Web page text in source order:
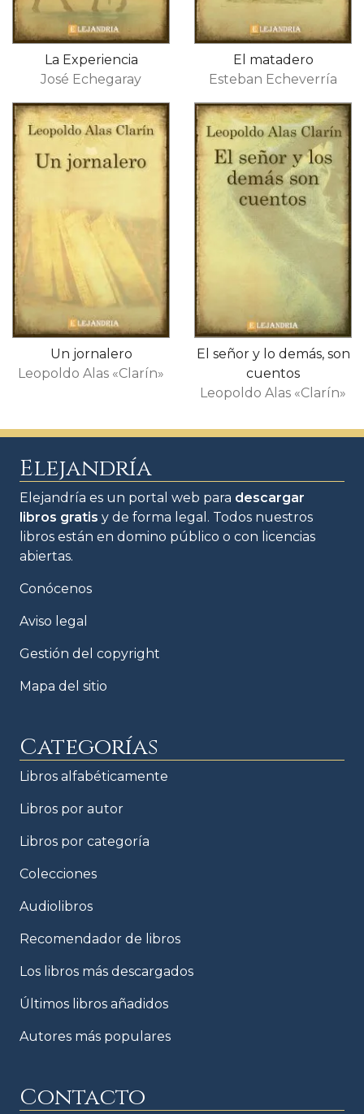
La Experiencia
José Echegaray
El matadero
Esteban Echeverría
Un jornalero
Leopoldo Alas «Clarín»
El señor y lo demás, son
cuentos
Leopoldo Alas «Clarín»
Elejandría
Elejandría es un portal web para descargar
libros gratis y de forma legal. Todos nuestros
libros están en domino público o con licencias
abiertas.
Conócenos
Aviso legal
Gestión del copyright
Mapa del sitio
Categorías
Libros alfabéticamente
Libros por autor
Libros por categoría
Colecciones
Audiolibros
Recomendador de libros
Los libros más descargados
Últimos libros añadidos
Autores más populares
Contacto